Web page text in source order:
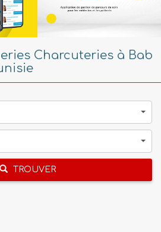
Charcuteries à Bab
TROUVER